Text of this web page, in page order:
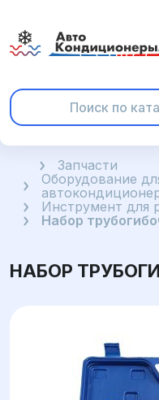
ГлавнаяЗапчасти
Оборудование
Инструмент для
Набор
НАБОР